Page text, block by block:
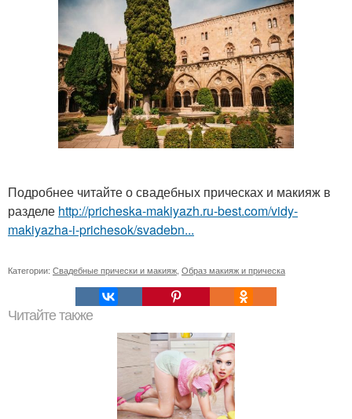
Подробнее читайте о свадебных прическах и макияж в
разделе http://pricheska-makiyazh.ru-best.com/vidy-
makiyazha-i-prichesok/svadebn...
Категории: Свадебные прически и макияж Образ макияж и прическа
Читайте также